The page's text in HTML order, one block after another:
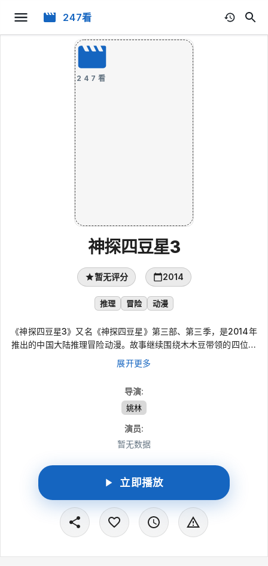
247看
247看
神探四豆星3
暂无评分 2014
推理 冒险 动漫
《神探四豆星3》又名《神探四豆星》第三部、第三季，是2014年
推出的中国大陆推理冒险动漫。故事继续围绕木木豆带领的四位小
侦探展开，他们在不同星球遭遇离奇案件，并凭借各自擅长的能力
寻找线索、分析疑点，一步步揭开事件真相。
展开更多
导演:
姚林
演员:
暂无数据
立即播放